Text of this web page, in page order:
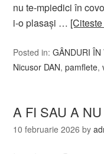
nu te-mpiedici în
i-o plasași …
Posted in:GÂNDURI ÎN
Nicusor DAN,pamflete,
A FI SAU A
10 februarie 2026 by